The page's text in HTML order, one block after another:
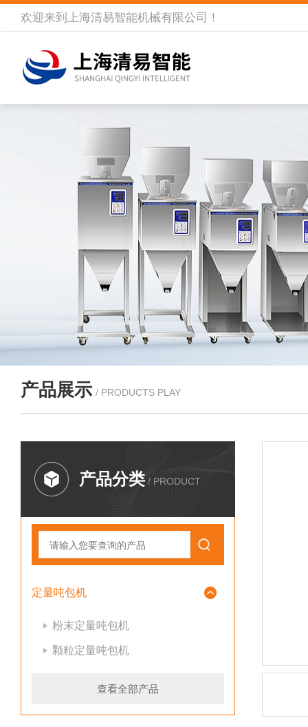
欢迎来到 上海清易智能机械有限公司 ！
产品展示 / PRODUCTS PLAY
产品分类 / PRODUCT
定量吨包机
粉末定量吨包机
颗粒定量吨包机
查看全部产品